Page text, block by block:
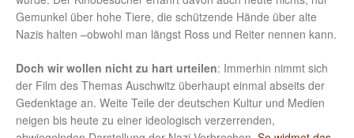
Gemunkel über hohe Tiere, die schützende Hände über alte
Nazis halten –obwohl man längst Ross und Reiter nennen kann.
Doch wir wollen nicht zu hart urteilen: Immerhin nimmt sich
der Film des Themas Auschwitz überhaupt einmal abseits der
Gedenktage an. Weite Teile der deutschen Kultur und Medien
neigen bis heute zu einer ideologisch verzerrenden,